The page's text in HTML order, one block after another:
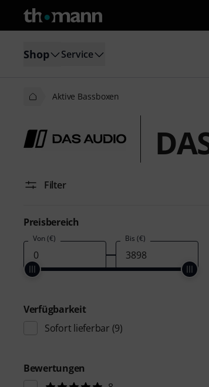
Shop Service
Aktive Bassboxen
Filter
Preisbereich
Von (€) Bis (€)
Verfügbarkeit
Sofort lieferbar (9)
Bewertungen